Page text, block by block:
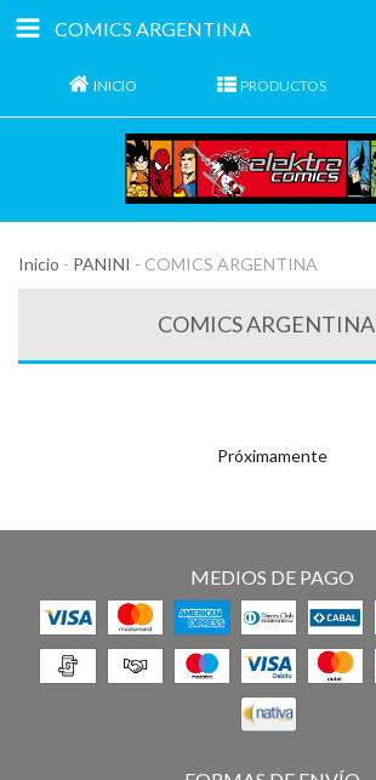
COMICS ARGENTINA
INICIO PRODUCTOS
Inicio - PANINI - COMICS ARGENTINA
COMICS ARGENTINA
Próximamente
MEDIOS DE PAGO